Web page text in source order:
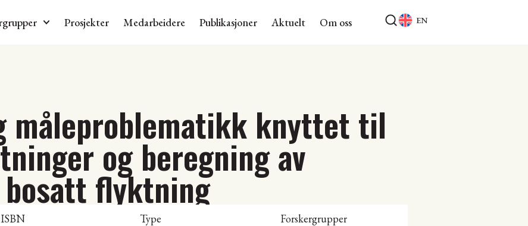
Prosjekter Medarbeidere Publikasjoner Aktuelt Om oss EN
måleproblematikk knyttet til
og beregning av
flyktning
ISBN Type Forskergrupper